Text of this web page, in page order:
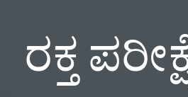
ರಕ್ತ